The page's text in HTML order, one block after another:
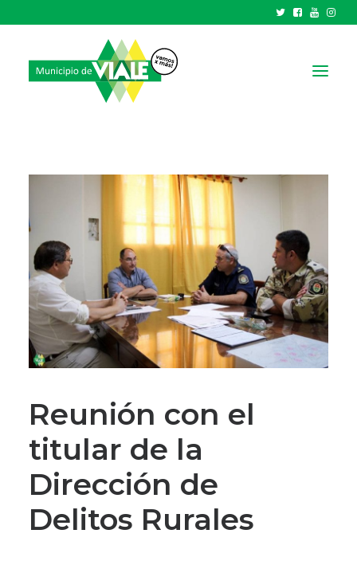
GOBIERNO
TRÁMITES Y SERVICIOS
CIUDAD
PARQUE INDUSTRIAL
RECAUDACIONES
Reunión con el
titular de la
Dirección de
Delitos Rurales